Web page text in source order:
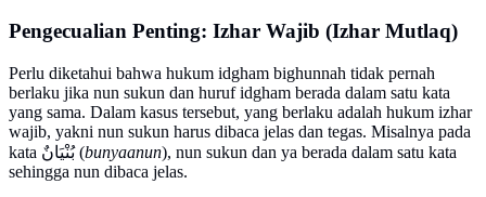
Pengecualian Penting: Izhar Wajib (Izhar Mutlaq)
Perlu diketahui bahwa hukum idgham bighunnah tidak pernah
berlaku jika nun sukun dan huruf idgham berada dalam satu kata
yang sama. Dalam kasus tersebut, yang berlaku adalah hukum izhar
wajib, yakni nun sukun harus dibaca jelas dan tegas. Misalnya pada
kata بُنْيَانٌ (bunyaanun), nun sukun dan ya berada dalam satu kata
sehingga nun dibaca jelas.